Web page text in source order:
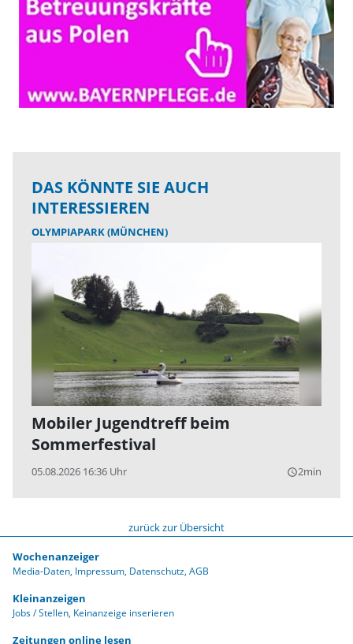
DAS KÖNNTE SIE AUCH
INTERESSIEREN
OLYMPIAPARK (MÜNCHEN)
Mobiler Jugendtreff beim
Sommerfestival
05.08.2026 16:36 Uhr query_builder2min
zurück zur Übersicht
Wochenanzeiger
Media-Daten Impressum Datenschutz AGB
Kleinanzeigen
Jobs / Stellen Keinanzeige inserieren
Zeitungen online lesen